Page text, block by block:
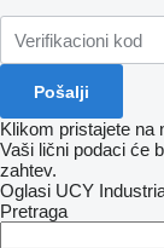
Klikom pristajete na
Vaši lični podaci će
zahtev.
Oglasi UCY
Pretraga